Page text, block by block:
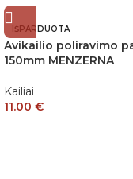
IŠPARDUOTA
Avikailio poliravimo
150mm MENZERNA
Kailiai
11.00 €